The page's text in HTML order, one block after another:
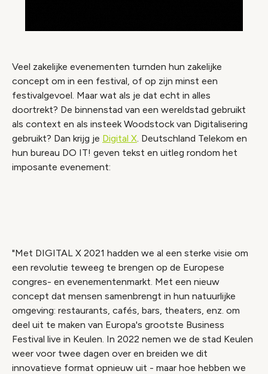
Veel zakelijke evenementen turnden hun zakelijke
concept om in een festival, of op zijn minst een
festivalgevoel. Maar wat als je dat echt in alles
doortrekt? De binnenstad van een wereldstad gebruikt
als context en als insteek Woodstock van Digitalisering
gebruikt? Dan krijg je Digital X. Deutschland Telekom en
hun bureau DO IT! geven tekst en uitleg rondom het
imposante evenement:
Wijzig cookie instellingen
"Met DIGITAL X 2021 hadden we al een sterke visie om
een revolutie teweeg te brengen op de Europese
congres- en evenementenmarkt. Met een nieuw
concept dat mensen samenbrengt in hun natuurlijke
omgeving: restaurants, cafés, bars, theaters, enz. om
deel uit te maken van Europa's grootste Business
Festival live in Keulen. In 2022 nemen we de stad Keulen
weer voor twee dagen over en breiden we dit
innovatieve format opnieuw uit - maar hoe hebben we